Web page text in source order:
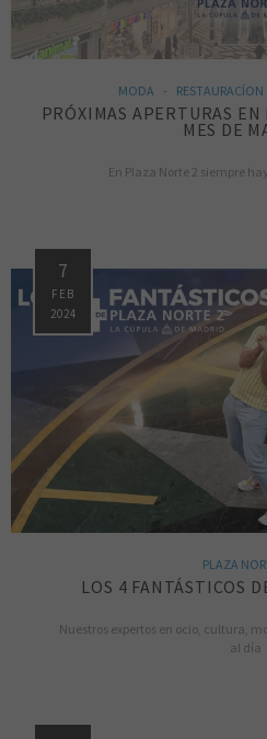
MODA RESTAURACÍON
PRÓXIMAS APERTURAS
MES DE
En Plaza Norte 2 siempre
7
FEB
2024
PLAZA
LOS 4 FANTÁSTICOS
Nuestros expertos en ocio, cultura,
al día